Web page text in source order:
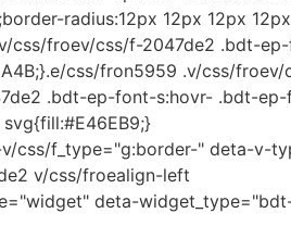
radius:12px 12px 12px
css/froev/css/f-2047de2 .bdt-
css/fron5959 .v/css/
.bdt-ep-font-s:hovr- .bdt-
css/f_type="g:border-" deta-v-
v/css/froealign-left
deta-